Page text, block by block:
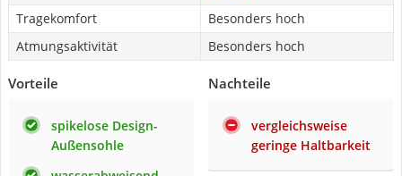
Tragekomfort
Besonders hoch
Atmungsaktivität
Besonders hoch
Vorteile
spikelose Design-
Außensohle
Nachteile
vergleichsweise
geringe Haltbarkeit